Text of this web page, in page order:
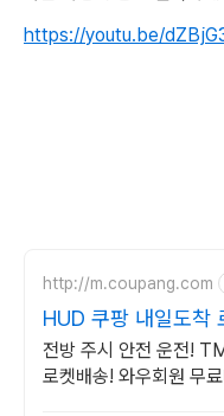
https://youtu.be/
http://m.coupang.com
HUD 쿠팡 내일도착
전방 주시 안전 운전!
로켓배송! 와우회원 무